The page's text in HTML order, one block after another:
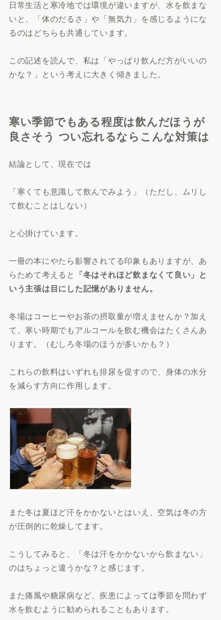
日常生活と寒冷地では環境が違いますが、水を飲まな
いと、「体のだるさ」や「無気力」を感じるようにな
るのはどちらも共通しています。
この記述を読んで、私は「やっぱり飲んだ方がいいの
かな？」という考えに大きく傾きました。
寒い季節でもある程度は飲んだほうが
良さそう つい忘れるならこんな対策は
結論として、現在では
「寒くても意識して飲んでみよう」（ただし、ムリし
て飲むことはしない）
と心掛けています。
一冊の本にやたら影響されてる印象もありますが、あ
らためて考えると 「冬はそれほど飲まなくて良い」と
いう主張は目にした記憶がありません。
冬場はコーヒーやお茶の摂取量が増えませんか？加え
て、寒い時期でもアルコールを飲む機会はたくさんあ
ります。（むしろ冬場のほうが多いかも？）
これらの飲料はいずれも排尿を促すので、身体の水分
を減らす方向に作用します。
また冬は夏ほど汗をかかないとはいえ、空気は冬の方
が圧倒的に乾燥してます。
こうしてみると、「冬は汗をかかないから飲まない」
のはちょっと違うかな？と感じます。
また痛風や糖尿病など、疾患によっては季節を問わず
水を飲むように勧められることもあります。